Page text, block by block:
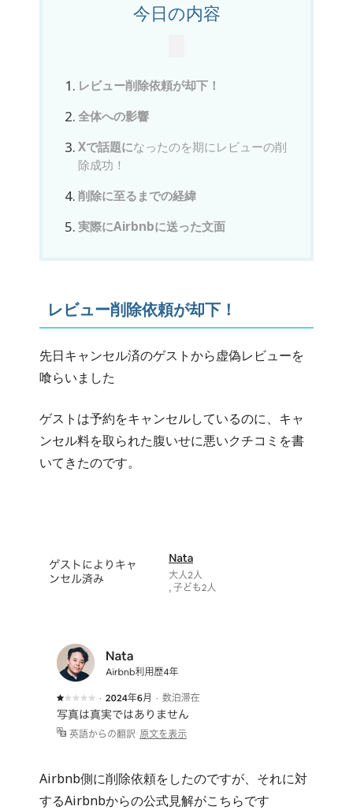
今日の内容
レビュー削除依頼が却下！
全体への影響
Xで話題になったのを期にレビューの削
除成功！
削除に至るまでの経緯
実際にAirbnbに送った文面
レビュー削除依頼が却下！
先日キャンセル済のゲストから虚偽レビューを
喰らいました
ゲストは予約をキャンセルしているのに、キャ
ンセル料を取られた腹いせに悪いクチコミを書
いてきたのです。
Airbnb側に削除依頼をしたのですが、それに対
するAirbnbからの公式見解がこちらです